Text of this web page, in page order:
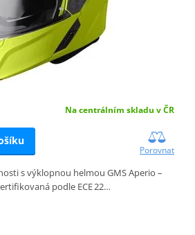
Na centrálním skladu v ČR
Porovnat
s výklopnou helmou GMS Aperio –
podle ECE 22…